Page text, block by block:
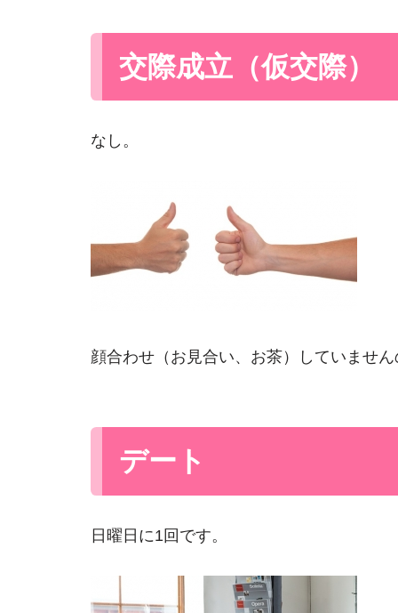
交際成立（仮交際）
なし。
顔合わせ（お見合い、お茶）していませ
デート
日曜日に1回です。